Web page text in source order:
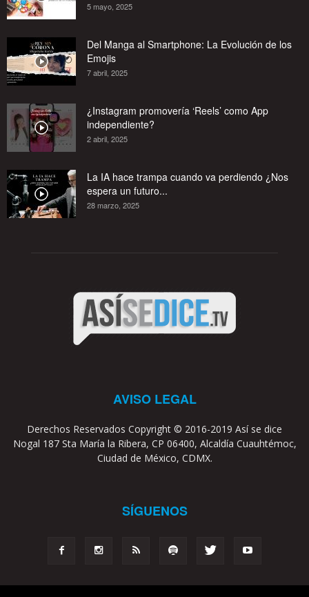
5 mayo, 2025
Del Manga al Smartphone: La Evolución de los
Emojis
7 abril, 2025
¿Instagram promovería ‘Reels’ como App
independiente?
2 abril, 2025
La IA hace trampa cuando va perdiendo ¿Nos
espera un futuro...
28 marzo, 2025
AVISO LEGAL
Derechos Reservados Copyright © 2016-2019 Así se dice
Nogal 187 Sta María la Ribera, CP 06400, Alcaldía Cuauhtémoc,
Ciudad de México, CDMX.
SÍGUENOS